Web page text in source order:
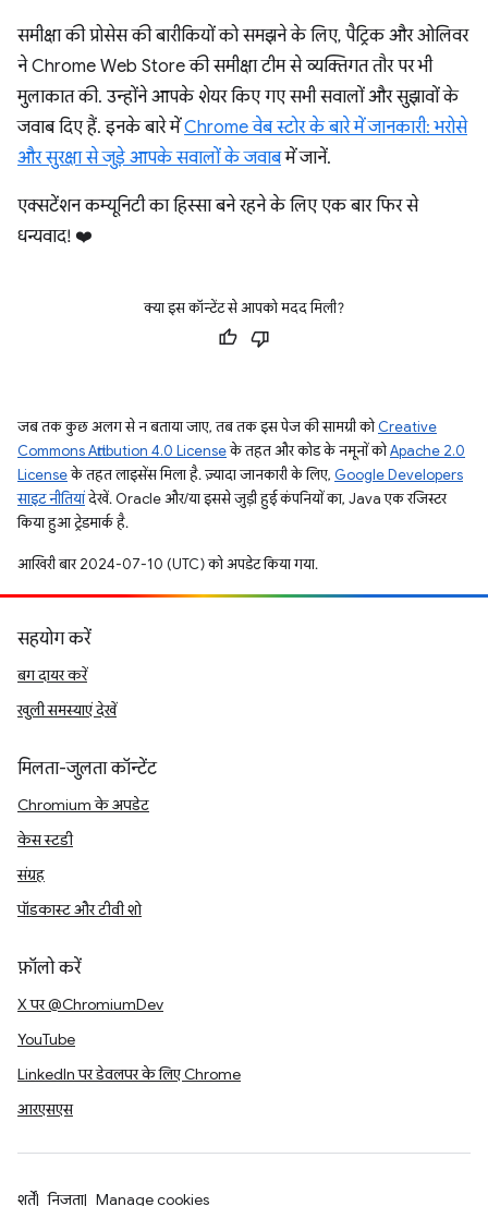
समीक्षा की प्रोसेस की बारीकियों को समझने के लिए, पैट्रिक और ओलिवर
ने Chrome Web Store की समीक्षा टीम से व्यक्तिगत तौर पर भी
मुलाकात की. उन्होंने आपके शेयर किए गए सभी सवालों और सुझावों के
जवाब दिए हैं. इनके बारे मेंChrome वेब स्टोर के बारे में जानकारी: भरोसे
और सुरक्षा से जुड़े आपके सवालों के जवाबमें जानें.
एक्सटेंशन कम्यूनिटी का हिस्सा बने रहने के लिए एक बार फिर से
धन्यवाद! ❤️
क्या इस कॉन्टेंट से आपको मदद मिली?
जब तक कुछ अलग से न बताया जाए, तब तक इस पेज की सामग्री कोCreative
Commons Attribution 4.0 Licenseके तहत और कोड के नमूनों कोApache 2.0
Licenseके तहत लाइसेंस मिला है. ज़्यादा जानकारी के लिए, Google Developers
साइट नीतियांदेखें. Oracle और/या इससे जुड़ी हुई कंपनियों का, Java एक रजिस्टर
किया हुआ ट्रेडमार्क है.
आखिरी बार 2024-07-10 (UTC) को अपडेट किया गया.
सहयोग करें
बग दायर करें
खुली समस्याएं देखें
मिलता-जुलता कॉन्टेंट
Chromium के अपडेट
केस स्टडी
संग्रह
पॉडकास्ट और टीवी शो
फ़ॉलो करें
X पर @ChromiumDev
YouTube
LinkedIn पर डेवलपर के लिए Chrome
आरएसएस
शर्तें निजता Manage cookies